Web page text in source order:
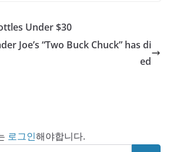
Under $30
Joe’s “Two Buck Chuck” has di
ed
로그인해야합니다.